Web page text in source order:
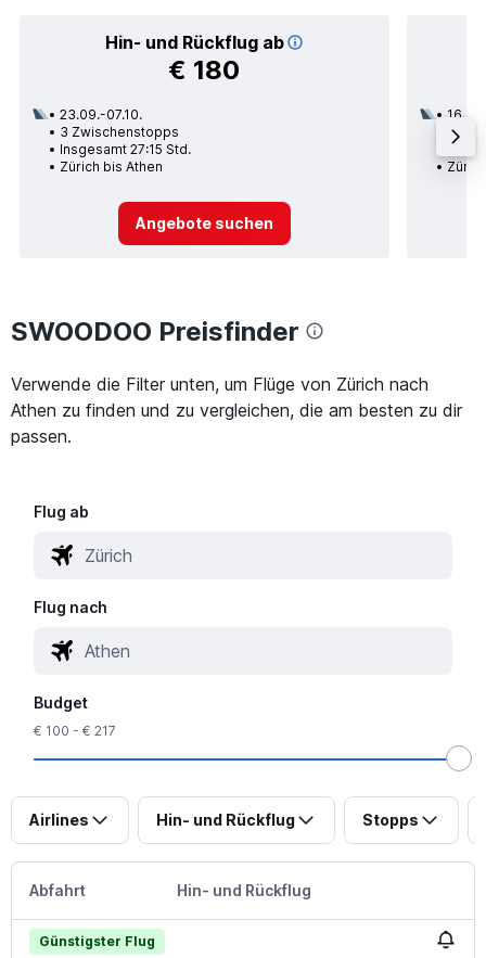
Hin- und Rückflug ab
€ 180
23.09.-07.10.
3 Zwischenstopps
Insgesamt 27:15 Std.
Zürich bis Athen
Angebote suchen
16.09.
2
SWOODOO Preisfinder
Verwende die Filter unten, um Flüge von Zürich nach
Athen zu finden und zu vergleichen, die am besten zu dir
passen.
Flug ab
Flug nach
Budget
€ 100 - € 217
Airlines Hin- und Rückflug Stopps
Abfahrt Hin- und Rückflug
Günstigster Flug